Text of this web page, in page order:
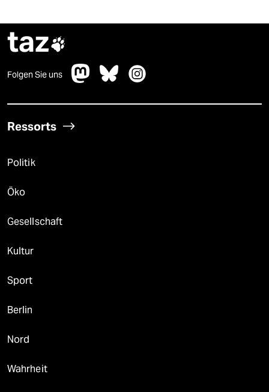
taz
Folgen Sie uns
Ressorts
Politik
Öko
Gesellschaft
Kultur
Sport
Berlin
Nord
Wahrheit